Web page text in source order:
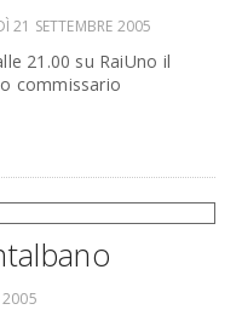
21 SETTEMBRE 2005
21.00 su RaiUno il
commissario
2005